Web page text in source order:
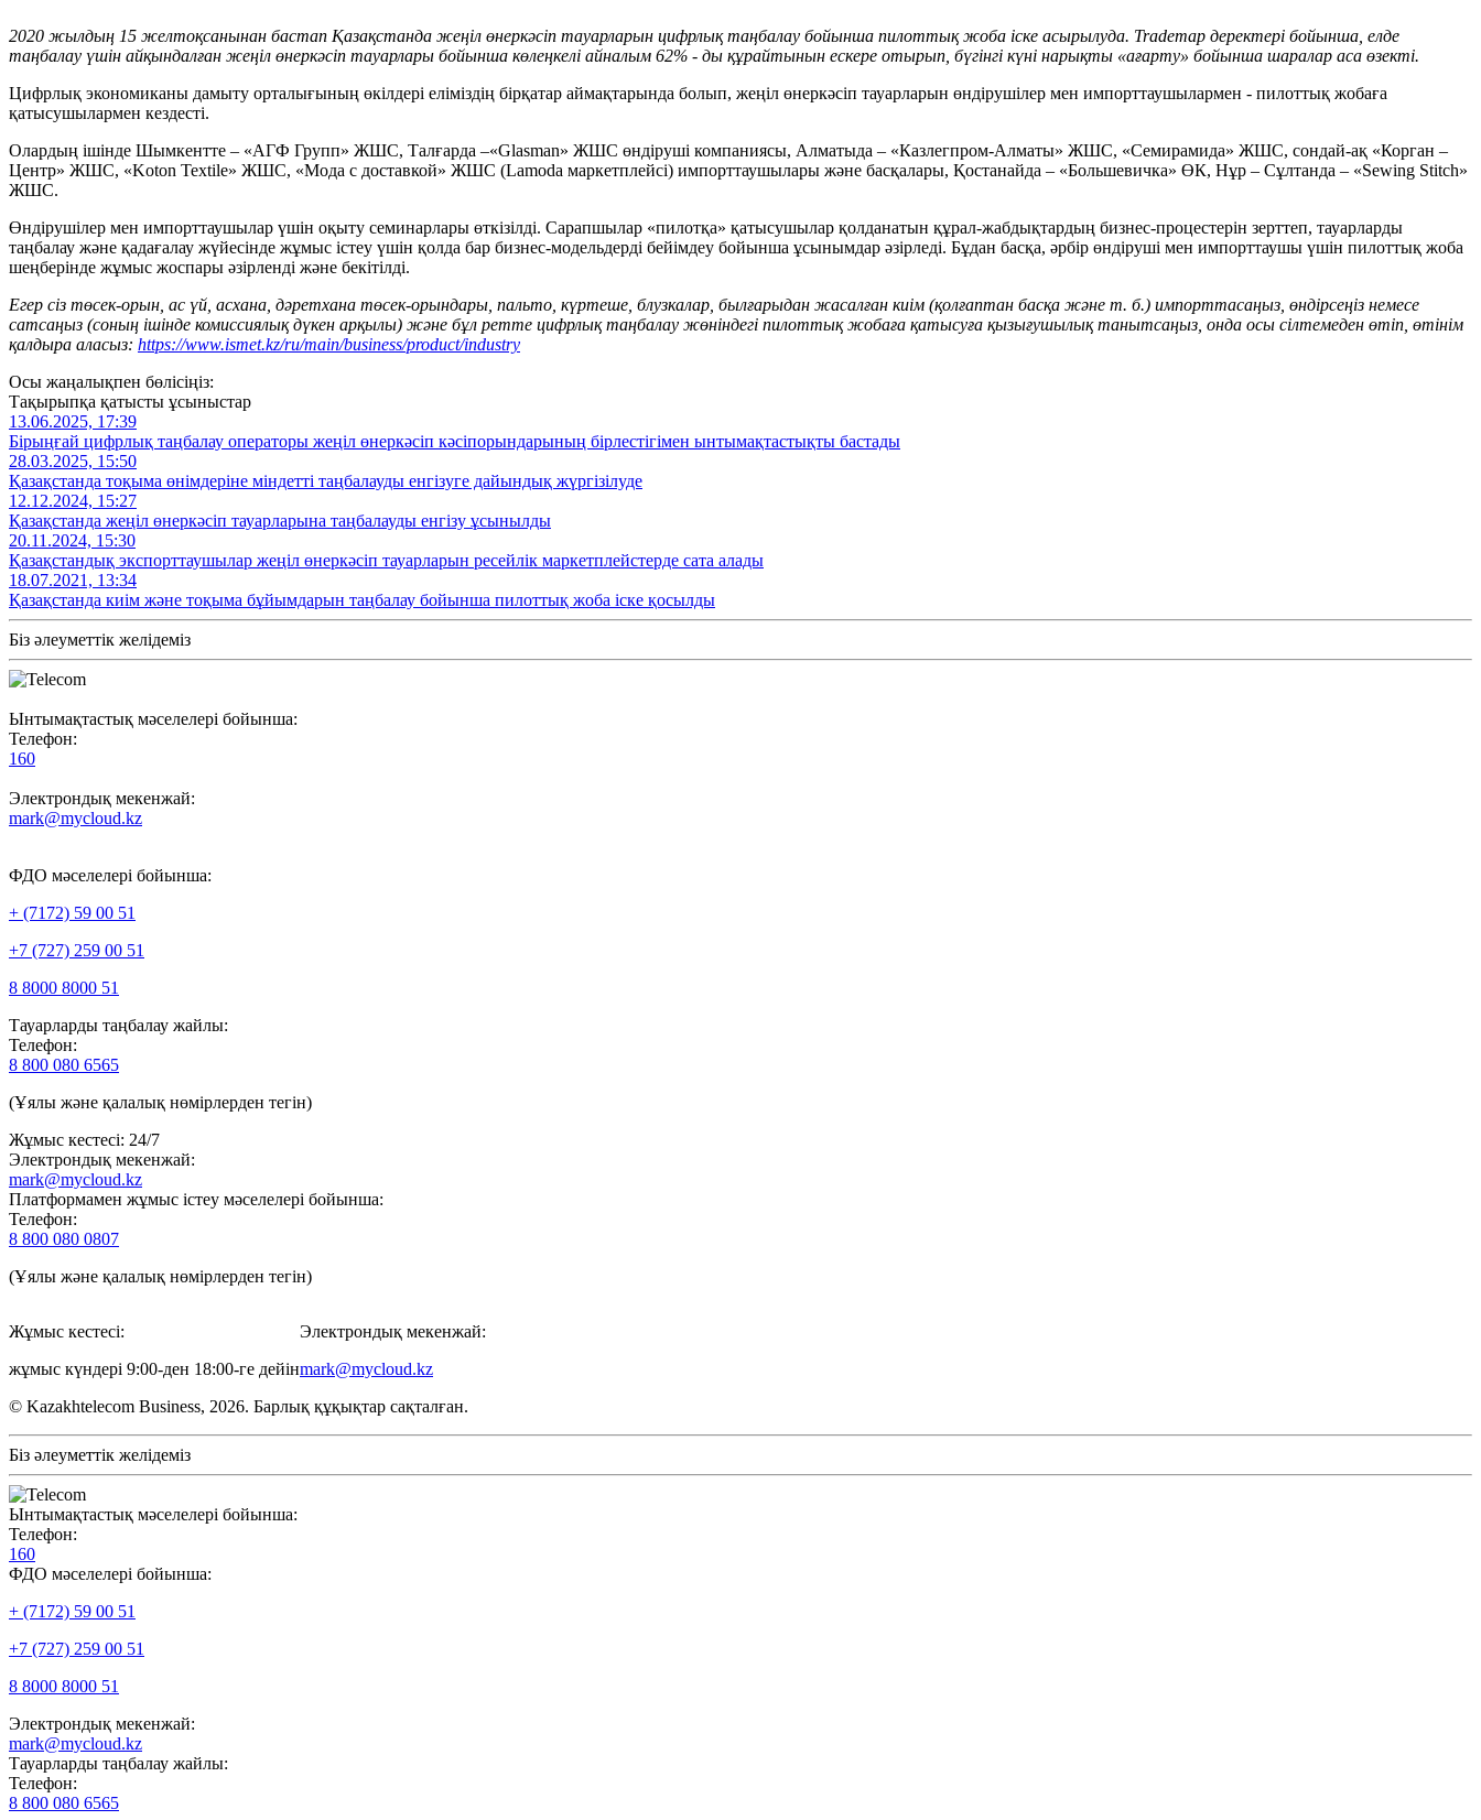
2020 жылдың 15 желтоқсанынан бастап Қазақстанда жеңіл өнеркәсіп тауарларын цифрлық таңбалау бойынша пилоттық жоба іске асырылуда. Trademap деректері бойынша, елде
таңбалау үшін айқындалған жеңіл өнеркәсіп тауарлары бойынша көлеңкелі айналым 62% - ды құрайтынын ескере отырып, бүгінгі күні нарықты «ағарту» бойынша шаралар аса өзекті.
Цифрлық экономиканы дамыту орталығының өкілдері еліміздің бірқатар аймақтарында болып, жеңіл өнеркәсіп тауарларын өндірушілер мен импорттаушылармен - пилоттық жобаға
қатысушылармен кездесті.
Олардың ішінде Шымкентте – «АГФ Групп» ЖШС, Талғарда –«Glasman» ЖШС өндіруші компаниясы, Алматыда – «Казлегпром-Алматы» ЖШС, «Семирамида» ЖШС, сондай-ақ «Корган –
Центр» ЖШС, «Koton Textile» ЖШС, «Мода с доставкой» ЖШС (Lamoda маркетплейсі) импорттаушылары және басқалары, Қостанайда – «Большевичка» ӨК, Нұр – Сұлтанда – «Sewing Stitch»
ЖШС.
Өндірушілер мен импорттаушылар үшін оқыту семинарлары өткізілді. Сарапшылар «пилотқа» қатысушылар қолданатын құрал-жабдықтардың бизнес-процестерін зерттеп, тауарларды
таңбалау және қадағалау жүйесінде жұмыс істеу үшін қолда бар бизнес-модельдерді бейімдеу бойынша ұсынымдар әзірледі. Бұдан басқа, әрбір өндіруші мен импорттаушы үшін пилоттық жоба
шеңберінде жұмыс жоспары әзірленді және бекітілді.
Егер сіз төсек-орын, ас үй, асхана, дәретхана төсек-орындары, пальто, күртеше, блузкалар, былғарыдан жасалған киім (қолғаптан басқа және т. б.) импорттасаңыз, өндірсеңіз немесе
сатсаңыз (соның ішінде комиссиялық дүкен арқылы) және бұл ретте цифрлық таңбалау жөніндегі пилоттық жобаға қатысуға қызығушылық танытсаңыз, онда осы сілтемеден өтіп, өтінім
қалдыра аласыз: https://www.ismet.kz/ru/main/business/product/industry
Осы жаңалықпен бөлісіңіз:
Тақырыпқа қатысты ұсыныстар
13.06.2025, 17:39
Бірыңғай цифрлық таңбалау операторы жеңіл өнеркәсіп кәсіпорындарының бірлестігімен ынтымақтастықты бастады
28.03.2025, 15:50
Қазақстанда тоқыма өнімдеріне міндетті таңбалауды енгізуге дайындық жүргізілуде
12.12.2024, 15:27
Қазақстанда жеңіл өнеркәсіп тауарларына таңбалауды енгізу ұсынылды
20.11.2024, 15:30
Қазақстандық экспорттаушылар жеңіл өнеркәсіп тауарларын ресейлік маркетплейстерде сата алады
18.07.2021, 13:34
Қазақстанда киім және тоқыма бұйымдарын таңбалау бойынша пилоттық жоба іске қосылды
Біз әлеуметтік желідеміз
Ынтымақтастық мәселелері бойынша:
Телефон:
160
Электрондық мекенжай:
mark@mycloud.kz
ФДО мәселелері бойынша:
+ (7172) 59 00 51
+7 (727) 259 00 51
8 8000 8000 51
Тауарларды таңбалау жайлы:
Телефон:
8 800 080 6565
(Ұялы және қалалық нөмірлерден тегін)
Жұмыс кестесі: 24/7
Электрондық мекенжай:
mark@mycloud.kz
Платформамен жұмыс істеу мәселелері бойынша:
Телефон:
8 800 080 0807
(Ұялы және қалалық нөмірлерден тегін)
Жұмыс кестесі:
жұмыс күндері 9:00-ден 18:00-ге дейін
Электрондық мекенжай:
mark@mycloud.kz
© Kazakhtelecom Business, 2026. Барлық құқықтар сақталған.
Біз әлеуметтік желідеміз
Ынтымақтастық мәселелері бойынша:
Телефон:
160
ФДО мәселелері бойынша:
+ (7172) 59 00 51
+7 (727) 259 00 51
8 8000 8000 51
Электрондық мекенжай:
mark@mycloud.kz
Тауарларды таңбалау жайлы:
Телефон:
8 800 080 6565